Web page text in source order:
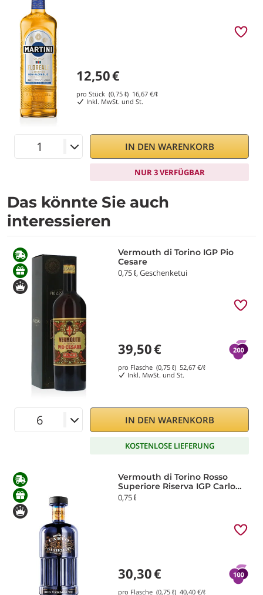
12,50€
pro Stück (0,75 ℓ) 16,67 €/ℓ
Inkl. MwSt. und St.
IN DEN WARENKORB
NUR 3 VERFÜGBAR
Das könnte Sie auch
interessieren
Vermouth di Torino IGP Pio
Cesare
0,75 ℓ, Geschenketui
39,50€
pro Flasche (0,75 ℓ) 52,67€/ℓ
Inkl. MwSt. und St.
IN DEN WARENKORB
KOSTENLOSE LIEFERUNG
Vermouth di Torino Rosso
Superiore Riserva IGP Carlo
Alberto
0,75 ℓ
30,30€
pro Flasche (0,75 ℓ) 40,40€/ℓ